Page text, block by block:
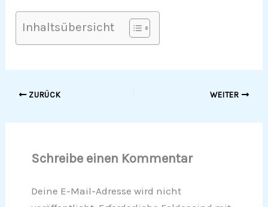
Inhaltsübersicht
ZURÜCK WEITER
Schreibe einen Kommentar
Deine E-Mail-Adresse wird nicht